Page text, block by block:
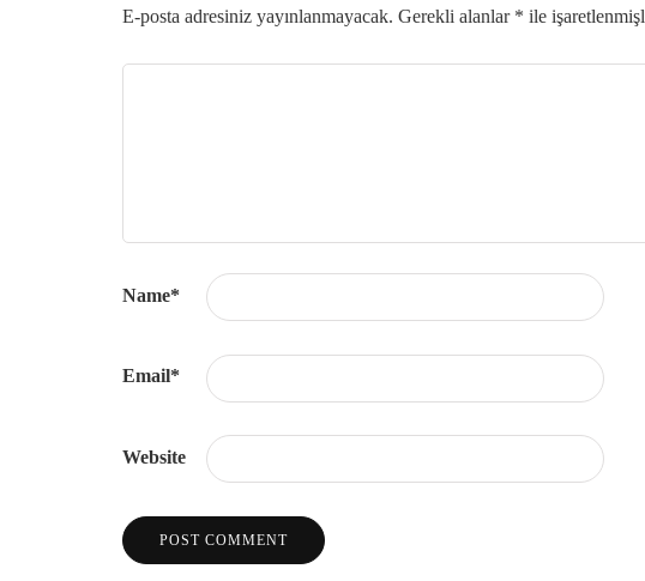
E-posta adresiniz yayınlanmayacak. Gerekli alanlar * ile
Name*
Email*
Website